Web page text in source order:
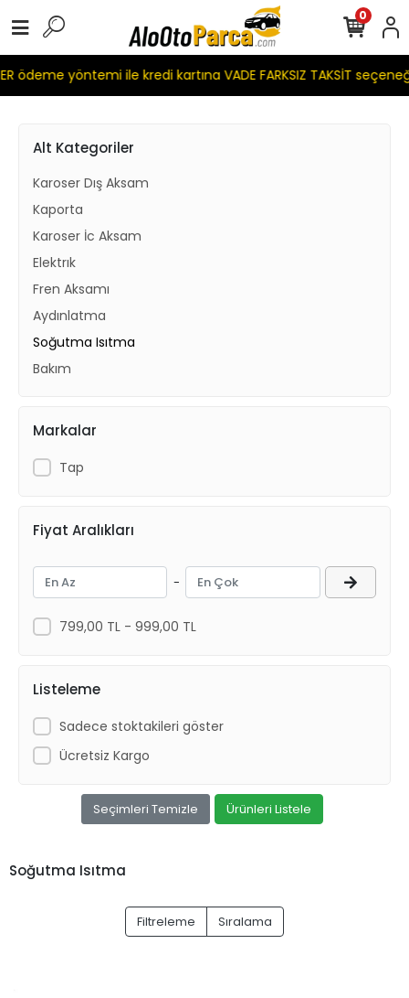
ödeme yöntemi ile kredi kartına VADE FARKSIZ TAKSİT
0
Alt Kategoriler
Karoser Dış Aksam
Kaporta
Karoser İc Aksam
Elektrık
Fren Aksamı
Aydınlatma
Soğutma Isıtma
Bakım
Markalar
Tap
Fiyat Aralıkları
-
799,00 TL - 999,00 TL
Listeleme
Sadece stoktakileri göster
Ücretsiz Kargo
Seçimleri Temizle Ürünleri Listele
Soğutma Isıtma
Filtreleme Sıralama